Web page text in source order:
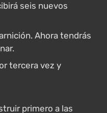
seis nuevos
Ahora tendrás
tercera vez y
primero a las